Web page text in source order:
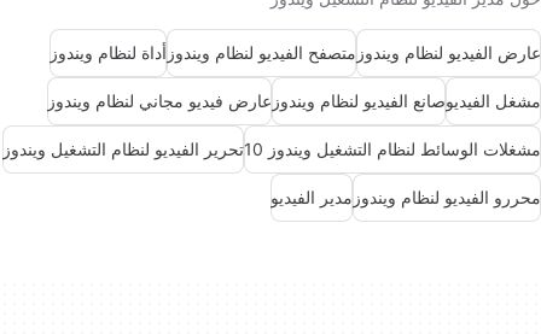
عارض الفيديو لنظام ويندوز متصفح الفيديو لنظام ويندوز أداة لنظام ويندوز
مشغل الفيديوصانع الفيديو لنظام ويندوز عارض فيديو مجاني لنظام ويندوز
مشغلات الوسائط لنظام التشغيل ويندوز 10 تحرير الفيديو لنظام التشغيل ويندوز
محررو الفيديو لنظام ويندوز مدير الفيديو